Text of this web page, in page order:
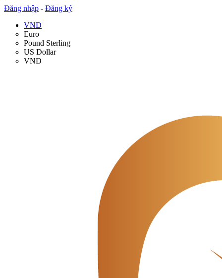
Đăng nhập - Đăng ký
VND
Euro
Pound Sterling
US Dollar
VND